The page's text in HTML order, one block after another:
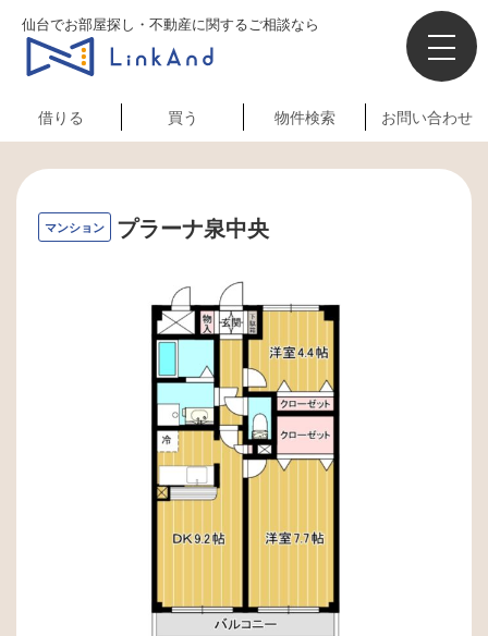
仙台でお部屋探し・不動産に関するご相談なら
借りる 買う 物件検索 お問い合わせ
マンション プラーナ泉中央